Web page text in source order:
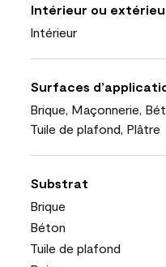
Intérieur ou
Intérieur
Surfaces
Brique, Maçonnerie,
Tuile de plafond, Plâtre
Substrat
Brique
Béton
Tuile de plafond